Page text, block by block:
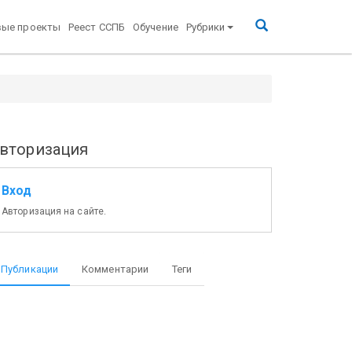
проекты Реест ССПБ Обучение Рубрики
Вход
Авторизация на сайте.
Публикации Комментарии Теги